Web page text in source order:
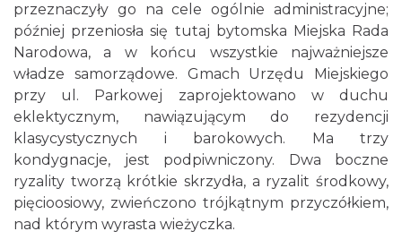
przeznaczyły go na cele ogólnie administracyjne;
później przeniosła się tutaj bytomska Miejska Rada
Narodowa, a w końcu wszystkie najważniejsze
władze samorządowe. Gmach Urzędu Miejskiego
przy ul. Parkowej zaprojektowano w duchu
eklektycznym, nawiązującym do rezydencji
klasycystycznych i barokowych. Ma trzy
kondygnacje, jest podpiwniczony. Dwa boczne
ryzality tworzą krótkie skrzydła, a ryzalit środkowy,
pięcioosiowy, zwieńczono trójkątnym przyczółkiem,
nad którym wyrasta wieżyczka.